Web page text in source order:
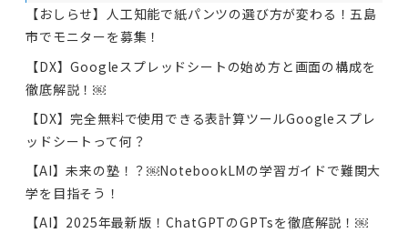
【おしらせ】人工知能で紙パンツの選び方が変わる！五島
市でモニターを募集！
【DX】Googleスプレッドシートの始め方と画面の構成を
徹底解説！￼
【DX】完全無料で使用できる表計算ツールGoogleスプレ
ッドシートって何？
【AI】未来の塾！？￼NotebookLMの学習ガイドで難関大
学を目指そう！
【AI】2025年最新版！ChatGPTのGPTsを徹底解説！￼